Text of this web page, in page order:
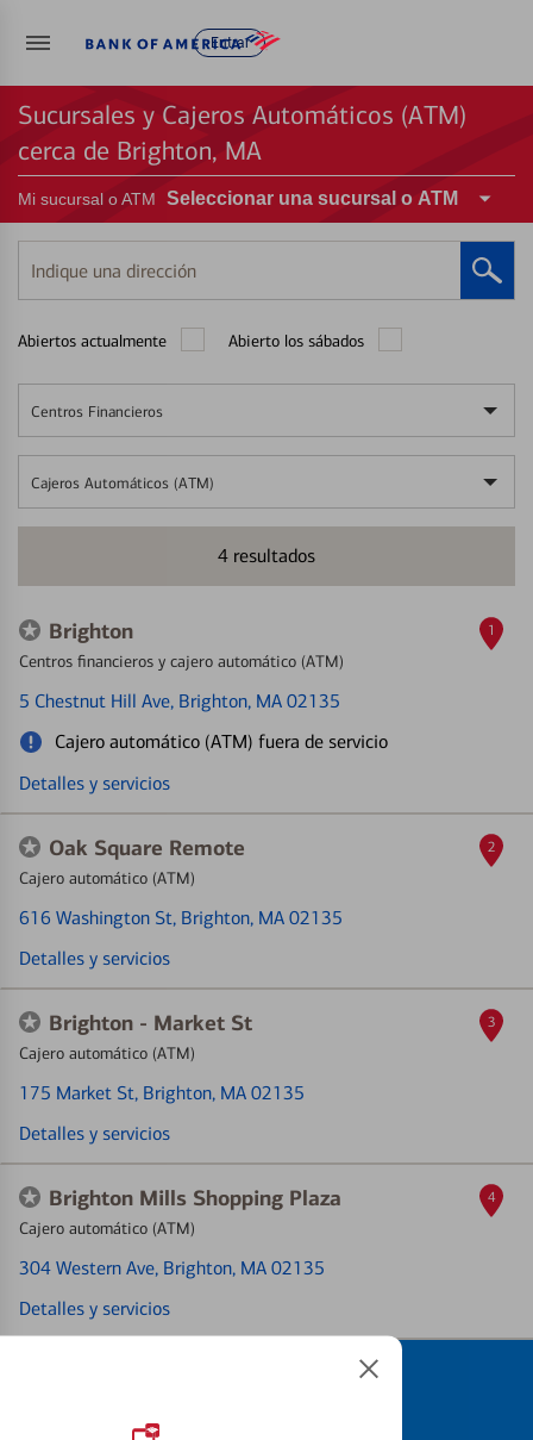
Entrar
Sucursales y Cajeros Automáticos (ATM)
cerca de Brighton, MA
Mi sucursal o ATM Seleccionar una sucursal o ATM
Indique
una
Abiertos actualmente Abierto los sábados
Centros Financieros
Cajeros Automáticos (ATM)
4 resultados
Brighton
Centros financieros y cajero automático (ATM)
5 Chestnut Hill Ave, Brighton, MA 02135
Cajero automático (ATM) fuera de servicio
Detalles y servicios
1
Oak Square Remote
Cajero automático (ATM)
616 Washington St, Brighton, MA 02135
Detalles y servicios
2
Brighton - Market St
Cajero automático (ATM)
175 Market St, Brighton, MA 02135
Detalles y servicios
3
Brighton Mills Shopping Plaza
Cajero automático (ATM)
304 Western Ave, Brighton, MA 02135
Detalles y servicios
4